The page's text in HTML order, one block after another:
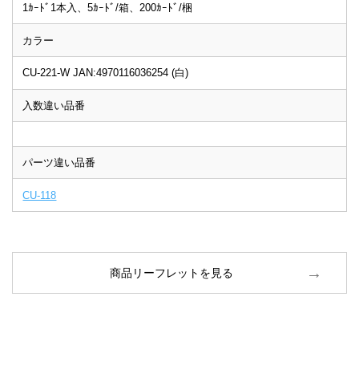
1ｶｰﾄﾞ1本入、5ｶｰﾄﾞ/箱、200ｶｰﾄﾞ/梱
カラー
CU-221-W JAN:4970116036254 (白)
入数違い品番
パーツ違い品番
CU-118
商品リーフレットを見る